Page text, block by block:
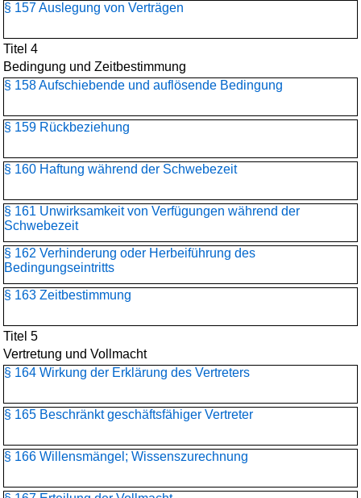
§ 157 Auslegung von Verträgen
Titel 4
Bedingung und Zeitbestimmung
§ 158 Aufschiebende und auflösende Bedingung
§ 159 Rückbeziehung
§ 160 Haftung während der Schwebezeit
§ 161 Unwirksamkeit von Verfügungen während der
Schwebezeit
§ 162 Verhinderung oder Herbeiführung des
Bedingungseintritts
§ 163 Zeitbestimmung
Titel 5
Vertretung und Vollmacht
§ 164 Wirkung der Erklärung des Vertreters
§ 165 Beschränkt geschäftsfähiger Vertreter
§ 166 Willensmängel; Wissenszurechnung